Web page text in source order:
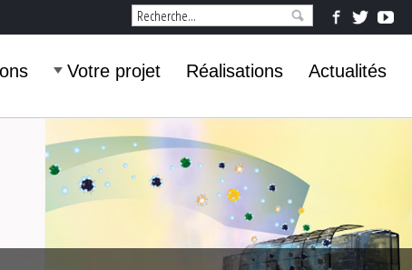
Votre projet Réalisations Actualités